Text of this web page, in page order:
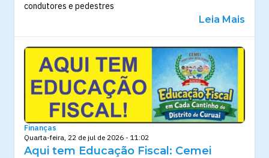
condutores e pedestres
Leia Mais
Finanças
Quarta-feira, 22 de jul de 2026 - 11:02
Aqui tem Educação Fiscal: Cemei